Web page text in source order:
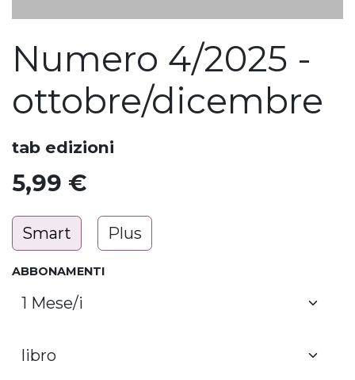
Numero 4/2025 -
ottobre/dicembre
tab edizioni
5,99 €
Smart Plus
ABBONAMENTI